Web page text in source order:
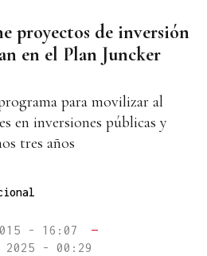
proyectos de inversión
en el Plan Juncker
para movilizar al
en inversiones públicas y
tres años
- 16:07
—
2025 - 00:29